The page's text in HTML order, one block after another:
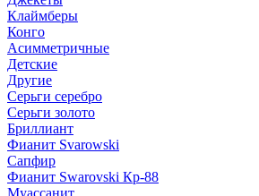
Клаймберы
Конго
Асимметричные
Детские
Другие
Серьги серебро
Серьги золото
Бриллиант
Фианит Svarowski
Сапфир
Фианит Swarovski Кр-88
Муассанит